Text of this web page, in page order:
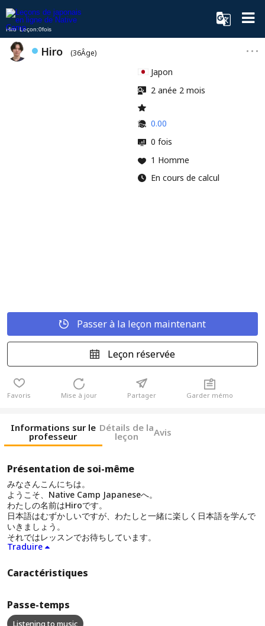
Hiro Leçon:0fois
Hiro (36Âge)
Japon
2 anée 2 mois
0.00
0 fois
1 Homme
En cours de calcul
Passer à la leçon maintenant
Leçon réservée
Favoris Mise à jour Partager Garder mémo
Informations sur le
professeur
Détails de la
leçon Avis
Présentation de soi-même
みなさんこんにちは。
ようこそ、Native Camp Japaneseへ。
わたしの名前はHiroです。
日本語はむずかしいですが、わたしと一緒に楽しく日本語を学んで
いきましょう。
それではレッスンでお待ちしています。
Traduire
Caractéristiques
Passe-temps
Listening to music